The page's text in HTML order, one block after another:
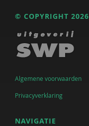
© COPYRIGHT 2026
Algemene voorwaarden
Privacyverklaring
NAVIGATIE